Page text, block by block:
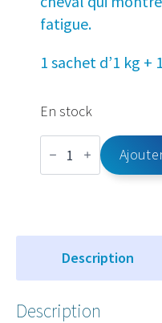
fatigue.
1 sachet d’1 kg
En stock
quantité
de
Enveloppement
filmsDescription
Description